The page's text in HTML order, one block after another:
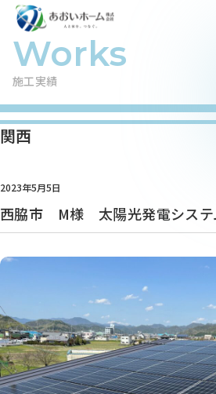
施工実績
関西
2023年5月5日
西脇市 M様 太陽光発電システ